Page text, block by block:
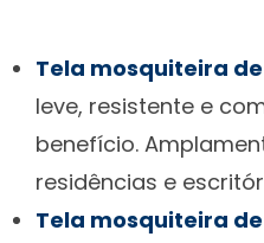
Tela mosquiteira
leve, resistente e
benefício.
residências e
Tela mosquiteira